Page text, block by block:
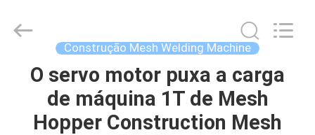
CASA
PRODUTOS
Mesh
Products
Reserved.
Construção Mesh Welding Machine
O servo motor puxa a carga
de máquina 1T de Mesh
Hopper Construction Mesh